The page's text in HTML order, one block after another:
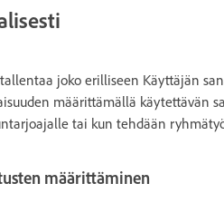
joko erilliseen Käyttäjän
määrittämällä käytettävän
tai kun tehdään
määrittäminen